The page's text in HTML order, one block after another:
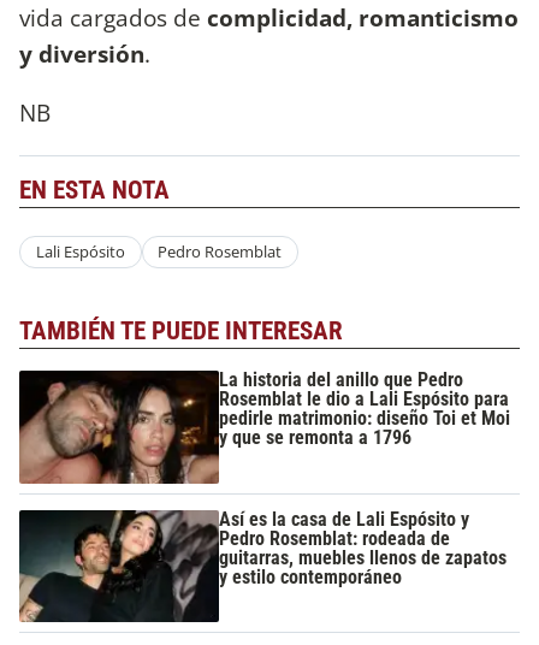
vida cargados de complicidad, romanticismo
y diversión.
NB
EN ESTA NOTA
Lali Espósito Pedro Rosemblat
TAMBIÉN TE PUEDE INTERESAR
La historia del anillo que Pedro
Rosemblat le dio a Lali Espósito para
pedirle matrimonio: diseño Toi et Moi
y que se remonta a 1796
Así es la casa de Lali Espósito y
Pedro Rosemblat: rodeada de
guitarras, muebles llenos de zapatos
y estilo contemporáneo